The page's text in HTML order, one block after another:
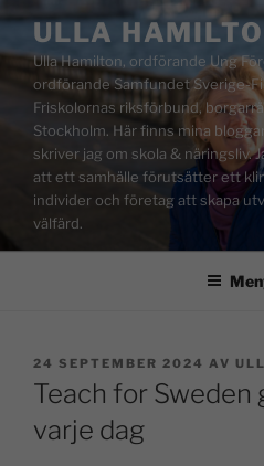
ULLA
Ulla Hamilton, ordförande Ung
ordförande Samfundet Sverige-
Friskolornas riksförbund,
Stockholm. Här finns mina
skriver jag om skola & näringsliv.
att ett samhälle förutsätter ett
individer och företag att skapa
välfärd.
24 SEPTEMBER 2024 AV
Teach for Sweden
varje dag